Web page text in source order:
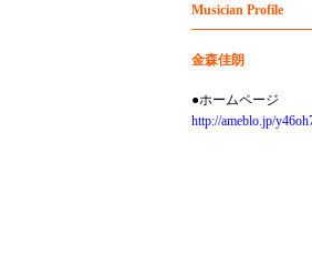
Musician Profile
金森佳朗
●ホームページ
http://ameblo.jp/